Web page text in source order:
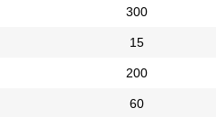
300
15
200
60